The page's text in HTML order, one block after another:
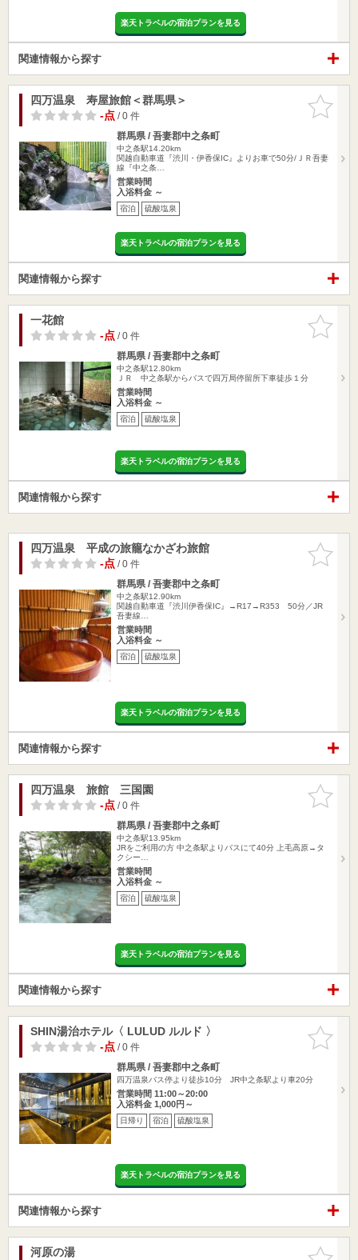
楽天トラベルの宿泊プランを見る
関連情報から探す
お気に入
りに追加
四万温泉 寿屋旅館＜群馬県＞
-点/ 0 件
群馬県 / 吾妻郡中之条町
中之条駅14.20km
関越自動車道『渋川・伊香保IC』よりお車で50分/ＪＲ吾妻
線『中之条…
営業時間
入浴料金 ～
宿泊 硫酸塩泉
楽天トラベルの宿泊プランを見る
関連情報から探す
お気に入
りに追加
一花館
-点/ 0 件
群馬県 / 吾妻郡中之条町
中之条駅12.80km
ＪＲ 中之条駅からバスで四万局停留所下車徒歩１分
営業時間
入浴料金 ～
宿泊 硫酸塩泉
楽天トラベルの宿泊プランを見る
関連情報から探す
お気に入
りに追加
四万温泉 平成の旅籠なかざわ旅館
-点/ 0 件
群馬県 / 吾妻郡中之条町
中之条駅12.90km
関越自動車道『渋川伊香保IC』→R17→R353 50分／JR
吾妻線…
営業時間
入浴料金 ～
宿泊 硫酸塩泉
楽天トラベルの宿泊プランを見る
関連情報から探す
お気に入
りに追加
四万温泉 旅館 三国園
-点/ 0 件
群馬県 / 吾妻郡中之条町
中之条駅13.95km
JRをご利用の方 中之条駅よりバスにて40分 上毛高原→タ
クシー…
営業時間
入浴料金 ～
宿泊 硫酸塩泉
楽天トラベルの宿泊プランを見る
関連情報から探す
お気に入
りに追加
SHIN湯治ホテル〈 LULUD ルルド 〉
-点/ 0 件
群馬県 / 吾妻郡中之条町
四万温泉バス停より徒歩10分 JR中之条駅より車20分
営業時間 11:00～20:00
入浴料金 1,000円～
日帰り 宿泊 硫酸塩泉
楽天トラベルの宿泊プランを見る
関連情報から探す
お気に入
河原の湯